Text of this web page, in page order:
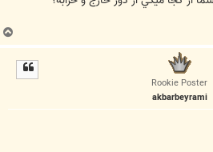
Rookie Poster
akbarbeyrami